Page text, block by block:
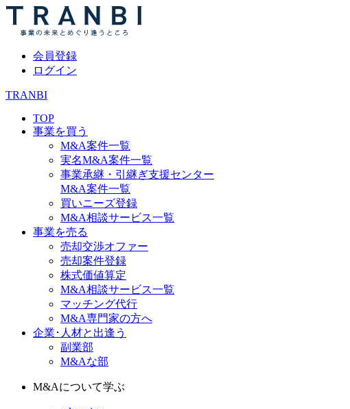
会員登録
ログイン
TRANBI
TOP
事業を買う
M&A案件一覧
実名M&A案件一覧
事業承継・引継ぎ支援センター
M&A案件一覧
買いニーズ登録
M&A相談サービス一覧
事業を売る
売却交渉オファー
売却案件登録
株式価値算定
M&A相談サービス一覧
マッチング代行
M&A専門家の方へ
企業･人材と出逢う
副業部
M&Aな部
M&Aについて学ぶ